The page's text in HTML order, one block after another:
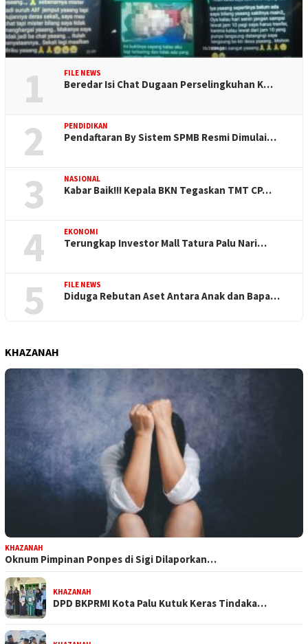
1 FILE NEWS
Beredar Isi Chat Dugaan Perselingkuhan K…
2 PENDIDIKAN
Pendaftaran By Sistem SPMB Resmi Dimulai…
3 NASIONAL
Kabar Baik!!! Kepala BKN Tegaskan TMT CP…
4 EKONOMI
Terungkap Investor Mall Tatura Palu Nari…
5 FILE NEWS
Diduga Rebutan Aset Antara Anak dan Bapa…
KHAZANAH
KHAZANAH
Oknum Pimpinan Ponpes di Sigi Dilaporkan…
KHAZANAH
DPD BKPRMI Kota Palu Kutuk Keras Tindaka…